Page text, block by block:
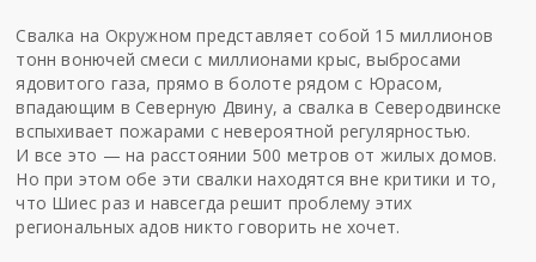
Свалка на Окружном представляет собой 15 миллионов
тонн вонючей смеси с миллионами крыс, выбросами
ядовитого газа, прямо в болоте рядом с Юрасом,
впадающим в Северную Двину, а свалка в Северодвинске
вспыхивает пожарами с невероятной регулярностью.
И все это — на расстоянии 500 метров от жилых домов.
Но при этом обе эти свалки находятся вне критики и то,
что Шиес раз и навсегда решит проблему этих
региональных адов никто говорить не хочет.